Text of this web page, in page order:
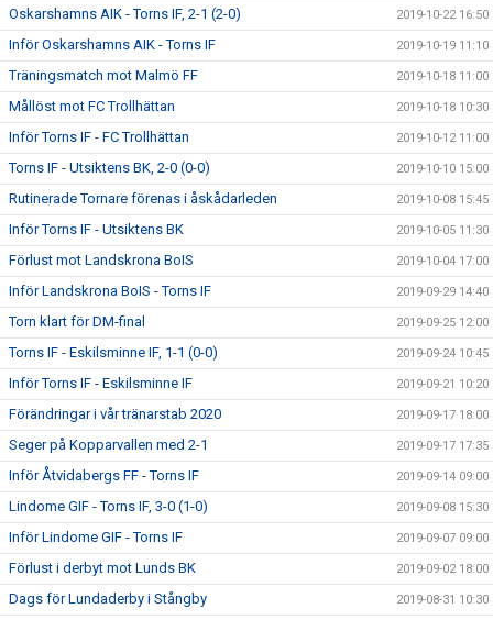
Oskarshamns AIK - Torns IF, 2-1 (2-0) 2019-10-22 16:50
Inför Oskarshamns AIK - Torns IF 2019-10-19 11:10
Träningsmatch mot Malmö FF 2019-10-18 11:00
Mållöst mot FC Trollhättan 2019-10-18 10:30
Inför Torns IF - FC Trollhättan 2019-10-12 11:00
Torns IF - Utsiktens BK, 2-0 (0-0) 2019-10-10 15:00
Rutinerade Tornare förenas i åskådarleden 2019-10-08 15:45
Inför Torns IF - Utsiktens BK 2019-10-05 11:30
Förlust mot Landskrona BoIS 2019-10-04 17:00
Inför Landskrona BoIS - Torns IF 2019-09-29 14:40
Torn klart för DM-final 2019-09-25 12:00
Torns IF - Eskilsminne IF, 1-1 (0-0) 2019-09-24 10:45
Inför Torns IF - Eskilsminne IF 2019-09-21 10:20
Förändringar i vår tränarstab 2020 2019-09-17 18:00
Seger på Kopparvallen med 2-1 2019-09-17 17:35
Inför Åtvidabergs FF - Torns IF 2019-09-14 09:00
Lindome GIF - Torns IF, 3-0 (1-0) 2019-09-08 15:30
Inför Lindome GIF - Torns IF 2019-09-07 09:00
Förlust i derbyt mot Lunds BK 2019-09-02 18:00
Dags för Lundaderby i Stångby 2019-08-31 10:30